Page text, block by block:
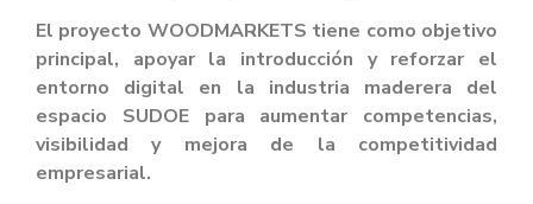
El proyecto WOODMARKETS tiene como objetivo
principal, apoyar la introducción y reforzar el
entorno digital en la industria maderera del
espacio SUDOE para aumentar competencias,
visibilidad y mejora de la competitividad
empresarial.